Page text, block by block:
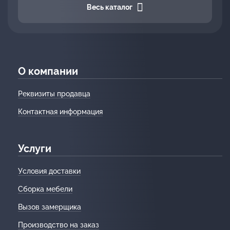
Весь каталог
О компании
Реквизиты продавца
Контактная информация
Услуги
Условия доставки
Сборка мебели
Вызов замерщика
Производство на заказ